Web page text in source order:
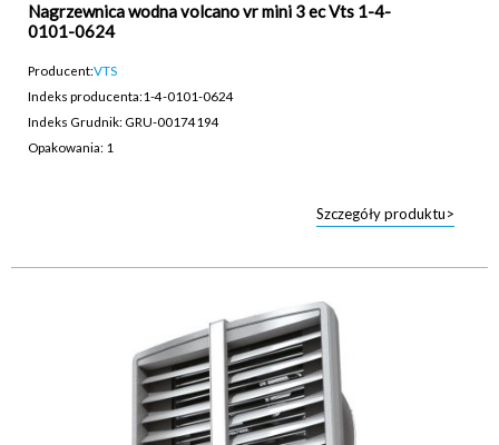
Nagrzewnica wodna volcano vr mini 3 ec Vts 1-4-
0101-0624
Producent:VTS
Indeks producenta:1-4-0101-0624
Indeks Grudnik: GRU-00174194
Opakowania: 1
Szczegóły produktu>